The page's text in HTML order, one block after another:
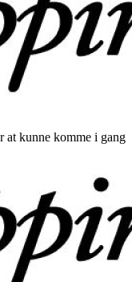
at kunne komme i gang